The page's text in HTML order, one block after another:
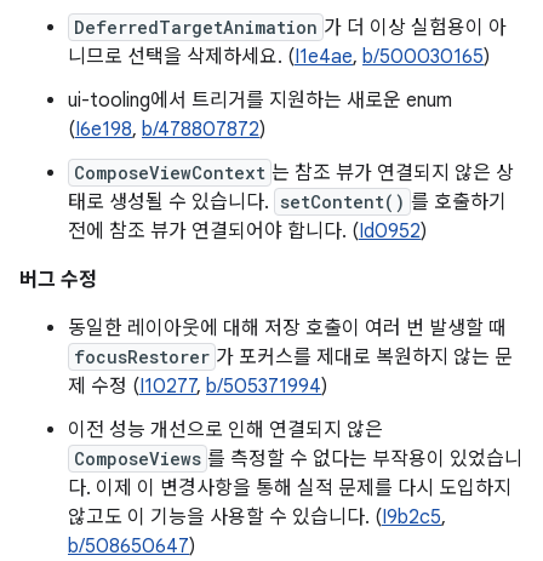
DeferredTargetAnimation 가 더 이상 실험용이 아
니므로 선택을 삭제하세요. (I1e4ae, b/500030165)
ui-tooling에서 트리거를 지원하는 새로운 enum
(I6e198, b/478807872)
ComposeViewContext 는 참조 뷰가 연결되지 않은 상
태로 생성될 수 있습니다. setContent() 를 호출하기
전에 참조 뷰가 연결되어야 합니다. (Id0952)
버그 수정
동일한 레이아웃에 대해 저장 호출이 여러 번 발생할 때
focusRestorer 가 포커스를 제대로 복원하지 않는 문
제 수정 (I10277, b/505371994)
이전 성능 개선으로 인해 연결되지 않은
ComposeViews 를 측정할 수 없다는 부작용이 있었습니
다. 이제 이 변경사항을 통해 실적 문제를 다시 도입하지
않고도 이 기능을 사용할 수 있습니다. (I9b2c5,
b/508650647)